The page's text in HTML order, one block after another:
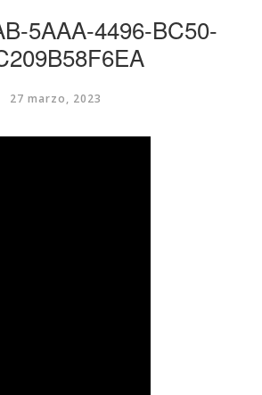
5AAA-4496-BC50-
27 marzo, 2023